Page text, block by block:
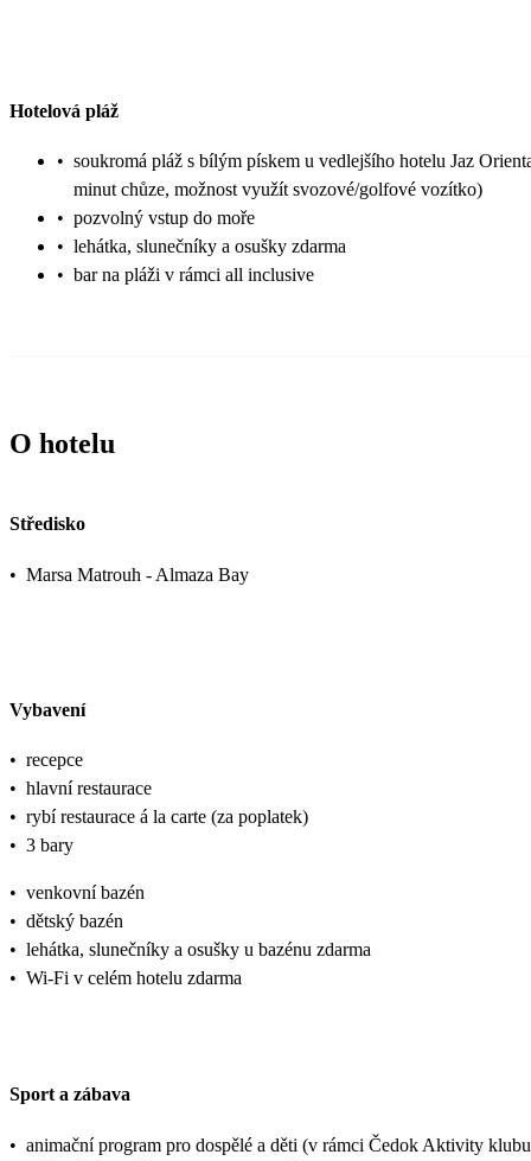
Hotelová pláž
• soukromá pláž s bílým pískem u vedlejšího hotelu Jaz
minut chůze, možnost využít svozové/golfové vozítko)
• pozvolný vstup do moře
• lehátka, slunečníky a osušky zdarma
• bar na pláži v rámci all inclusive
O hotelu
Středisko
• Marsa Matrouh - Almaza Bay
Vybavení
• recepce
• hlavní restaurace
• rybí restaurace á la carte (za poplatek)
• 3 bary
• venkovní bazén
• dětský bazén
• lehátka, slunečníky a osušky u bazénu zdarma
• Wi-Fi v celém hotelu zdarma
Sport a zábava
• animační program pro dospělé a děti (v rámci Čedok Aktivity